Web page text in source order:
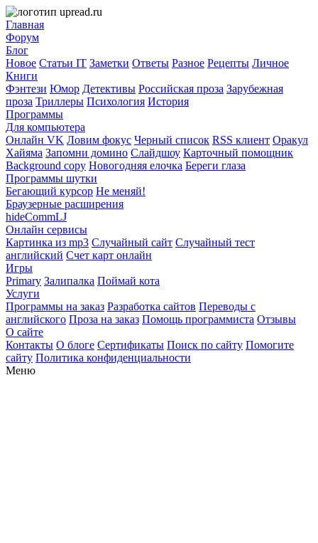
Главная
Форум
Блог
Новое Статьи IT Заметки Ответы Разное Рецепты Личное
Книги
Фэнтези Юмор Детективы Российская проза Зарубежная
проза Триллеры Психология История
Программы
Для компьютера
Онлайн VK Ловим фокус Черный список RSS клиент Оракул
Хайяма Запомни домино Слайдшоу Карточный помощник
Background copy Новогодняя елочка Береги глаза
Программы шутки
Бегающий курсор Не меняй!
Браузерные расширения
hideCommLJ
Онлайн сервисы
Картинка из mp3 Случайный сайт Случайный тест
английский Счет карт онлайн
Игры
Primary Залипалка Поймай кота
Услуги
Программы на заказ Разработка сайтов Переводы с
английского Проза на заказ Помощь программиста Отзывы
О сайте
Контакты О блоге Сертификаты Поиск по сайту Помогите
сайту Политика конфиденциальности
Меню